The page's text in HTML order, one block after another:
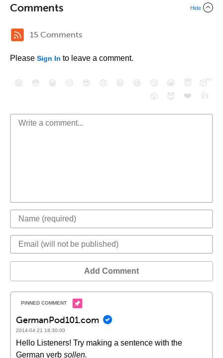
Comments Hide
15 Comments
Please Sign In to leave a comment.
😄 😳 😁 😒 😎 😠 😆 😅 😉 😭 😇
😴
😮
😈 ❤️ 👍
Add Comment
GermanPod101.com
2014-04-21 18:30:00
Hello Listeners! Try making a sentence with the
German verb sollen.